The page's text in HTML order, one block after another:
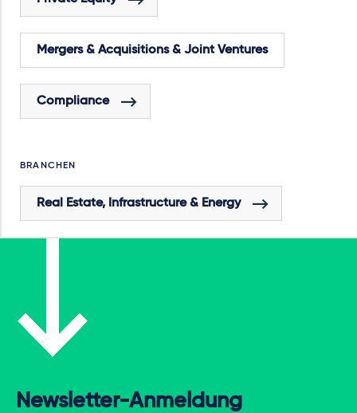
Mergers & Acquisitions & Joint Ventures
Compliance
BRANCHEN
Real Estate, Infrastructure & Energy
Newsletter-Anmeldung